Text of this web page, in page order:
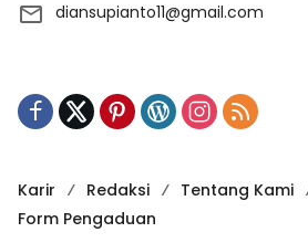
diansupianto11@gmail.com
Karir Redaksi Tentang Kami
Form Pengaduan